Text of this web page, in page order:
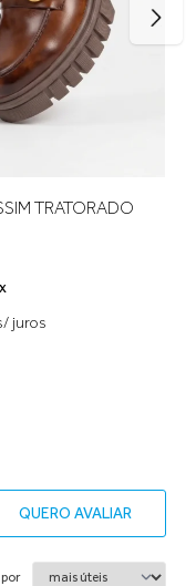
TRATORADO
juros
QUERO AVALIAR